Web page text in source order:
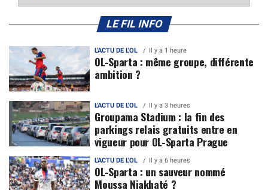
LE FIL INFO
L'ACTU DE L'OL Il y a 1 heure
OL-Sparta : même groupe, différente
ambition ?
L'ACTU DE L'OL Il y a 3 heures
Groupama Stadium : la fin des
parkings relais gratuits entre en
vigueur pour OL-Sparta Prague
L'ACTU DE L'OL Il y a 6 heures
OL-Sparta : un sauveur nommé
Moussa Niakhaté ?